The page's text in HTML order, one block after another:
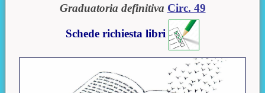
Graduatoria definitiva Circ. 49
Schede richiesta libri